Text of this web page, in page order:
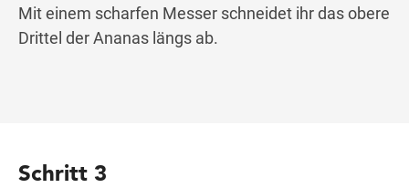
Mit einem scharfen Messer schneidet ihr das obere
Drittel der Ananas längs ab.
Schritt 3